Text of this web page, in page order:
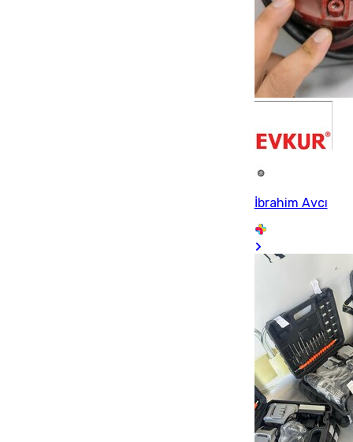
İbrahim Avcı